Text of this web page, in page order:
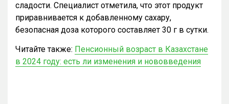
сладости. Специалист отметила, что этот продукт
приравнивается к добавленному сахару,
безопасная доза которого составляет 30 г в сутки.
Читайте также: Пенсионный возраст в Казахстане
в 2024 году: есть ли изменения и нововведения